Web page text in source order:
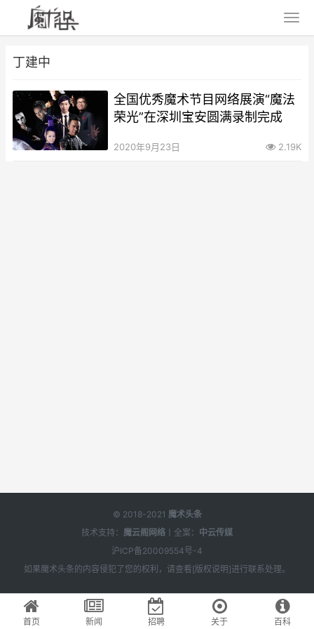
丁建中
全国优秀魔术节目网络展演“魔法
荣光”在深圳宝安圆满录制完成
2020年9月23日 2.19K
© 2018-2021 魔术头条
技术支持： 魔云阁网络 丨全案： 中云传媒
沪ICP备20009554号-4
如果 魔术头条的内容侵犯了您的权利，请查看[版权说明 ]进行联系处理。
首页 新闻 招聘 关于 百科